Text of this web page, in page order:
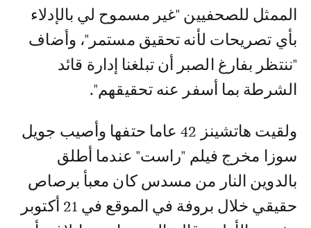
الممثل للصحفيين "غير مسموح لي بالإدلاء
بأي تصريحات لأنه تحقيق مستمر"، وأضاف
"ننتظر بفارغ الصبر أن تبلغنا إدارة قائد
الشرطة بما أسفر عنه تحقيقهم".
ولقيت هاتشينز 42 عاما حتفها وأصيب جويل
سوزا مخرج فيلم "راست" عندما أطلق
بالدوين النار من مسدس كان معبأ برصاص
حقيقي خلال بروفة في الموقع في 21 أكتوبر